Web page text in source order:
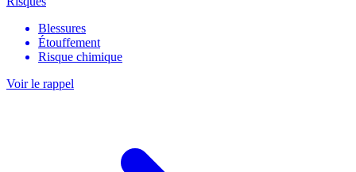
Blessures
Étouffement
Risque chimique
Voir le rappel